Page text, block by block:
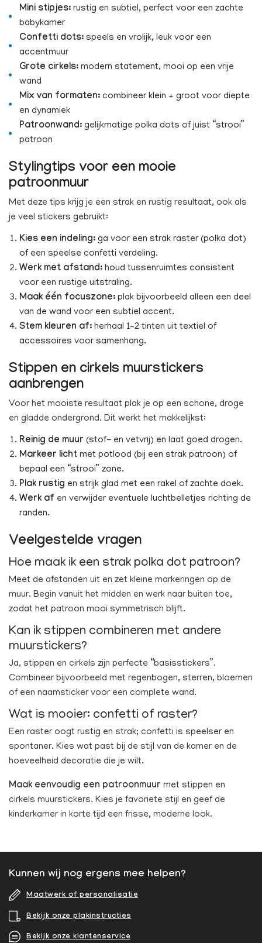
Mini stipjes: rustig en subtiel, perfect voor een zachte
babykamer
Confetti dots: speels en vrolijk, leuk voor een
accentmuur
Grote cirkels: modern statement, mooi op een vrije
wand
Mix van formaten: combineer klein + groot voor diepte
en dynamiek
Patroonwand: gelijkmatige polka dots of juist “strooi”
patroon
Stylingtips voor een mooie
patroonmuur
Met deze tips krijg je een strak en rustig resultaat, ook als
je veel stickers gebruikt:
Kies een indeling: ga voor een strak raster (polka dot)
of een speelse confetti verdeling.
Werk met afstand: houd tussenruimtes consistent
voor een rustige uitstraling.
Maak één focuszone: plak bijvoorbeeld alleen een deel
van de wand voor een subtiel accent.
Stem kleuren af: herhaal 1–2 tinten uit textiel of
accessoires voor samenhang.
Stippen en cirkels muurstickers
aanbrengen
Voor het mooiste resultaat plak je op een schone, droge
en gladde ondergrond. Dit werkt het makkelijkst:
Reinig de muur (stof- en vetvrij) en laat goed drogen.
Markeer licht met potlood (bij een strak patroon) of
bepaal een “strooi” zone.
Plak rustig en strijk glad met een rakel of zachte doek.
Werk af en verwijder eventuele luchtbelletjes richting de
randen.
Veelgestelde vragen
Hoe maak ik een strak polka dot patroon?
Meet de afstanden uit en zet kleine markeringen op de
muur. Begin vanuit het midden en werk naar buiten toe,
zodat het patroon mooi symmetrisch blijft.
Kan ik stippen combineren met andere
muurstickers?
Ja, stippen en cirkels zijn perfecte “basisstickers”.
Combineer bijvoorbeeld met regenbogen, sterren, bloemen
of een naamsticker voor een complete wand.
Wat is mooier: confetti of raster?
Een raster oogt rustig en strak; confetti is speelser en
spontaner. Kies wat past bij de stijl van de kamer en de
hoeveelheid decoratie die je wilt.
Maak eenvoudig een patroonmuur met stippen en
cirkels muurstickers. Kies je favoriete stijl en geef de
kinderkamer in korte tijd een frisse, moderne look.
Kunnen wij nog ergens mee helpen?
Maatwerk of personalisatie
Bekijk onze plakinstructies
Bekijk onze klantenservice